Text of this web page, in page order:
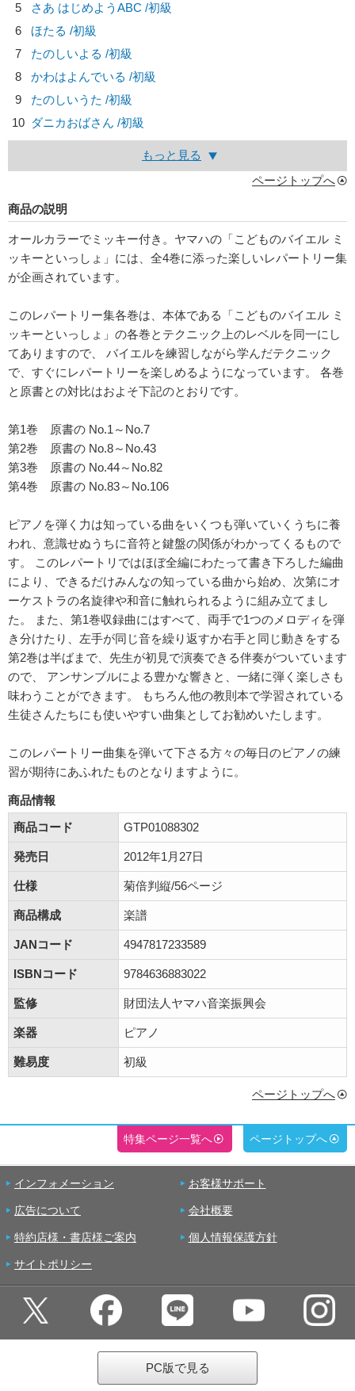
5
さあ はじめようABC /初級
6
ほたる /初級
7
たのしいよる /初級
8
かわはよんでいる /初級
9
たのしいうた /初級
10 ダニカおばさん /初級
もっと見る
ページトップへ
商品の説明
オールカラーでミッキー付き。ヤマハの「こどものバイエル ミ
ッキーといっしょ」には、全4巻に添った楽しいレパートリー集
が企画されています。
このレパートリー集各巻は、本体である「こどものバイエル ミ
ッキーといっしょ」の各巻とテクニック上のレベルを同一にし
てありますので、 バイエルを練習しながら学んだテクニック
で、すぐにレパートリーを楽しめるようになっています。 各巻
と原書との対比はおよそ下記のとおりです。
第1巻 原書の No.1～No.7
第2巻 原書の No.8～No.43
第3巻 原書の No.44～No.82
第4巻 原書の No.83～No.106
ピアノを弾く力は知っている曲をいくつも弾いていくうちに養
われ、意識せぬうちに音符と鍵盤の関係がわかってくるもので
す。 このレパートリではほぼ全編にわたって書き下ろした編曲
により、できるだけみんなの知っている曲から始め、次第にオ
ーケストラの名旋律や和音に触れられるように組み立てまし
た。 また、第1巻収録曲にはすべて、両手で1つのメロディを弾
き分けたり、左手が同じ音を繰り返すか右手と同じ動きをする
第2巻は半ばまで、先生が初見で演奏できる伴奏がついています
ので、 アンサンブルによる豊かな響きと、一緒に弾く楽しさも
味わうことができます。 もちろん他の教則本で学習されている
生徒さんたちにも使いやすい曲集としてお勧めいたします。
このレパートリー曲集を弾いて下さる方々の毎日のピアノの練
習が期待にあふれたものとなりますように。
商品情報
商品コード
GTP01088302
発売日 2012年1月27日
仕様 菊倍判縦/56ページ
商品構成 楽譜
JANコード 4947817233589
ISBNコード 9784636883022
監修 財団法人ヤマハ音楽振興会
楽器 ピアノ
難易度 初級
ページトップへ
特集ページ一覧へ ページトップへ
インフォメーション お客様サポート
広告について 会社概要
特約店様・書店様ご案内 個人情報保護方針
サイトポリシー
PC版で見る